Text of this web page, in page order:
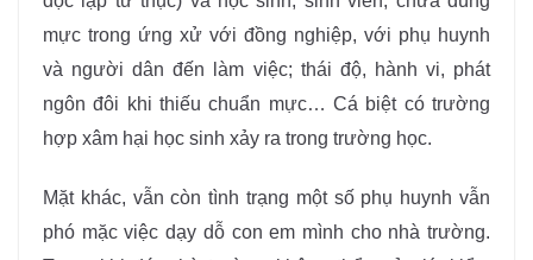
mực trong ứng xử với đồng nghiệp, với phụ huynh
và người dân đến làm việc; thái độ, hành vi, phát
ngôn đôi khi thiếu chuẩn mực… Cá biệt có trường
hợp xâm hại học sinh xảy ra trong trường học.
Mặt khác, vẫn còn tình trạng một số phụ huynh vẫn
phó mặc việc dạy dỗ con em mình cho nhà trường.